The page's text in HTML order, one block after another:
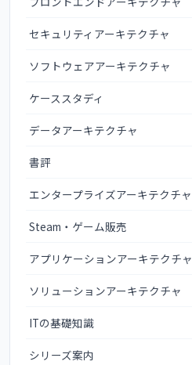
セキュリティアーキテクチャ
ソフトウェアアーキテクチャ
ケーススタディ
データアーキテクチャ
書評
エンタープライズアーキテクチャ
Steam・ゲーム販売
アプリケーションアーキテクチャ
ソリューションアーキテクチャ
ITの基礎知識
シリーズ案内